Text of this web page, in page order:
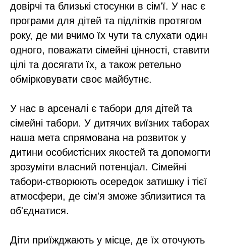
довірчі та близькі стосунки в сім'ї. У нас є
програми для дітей та підлітків протягом
року, де ми вчимо їх чути та слухати один
одного, поважати сімейні цінності, ставити
цілі та досягати їх, а також ретельно
обмірковувати своє майбутнє.
У нас в арсеналі є табори для дітей та
сімейні табори. У дитячих виїзних таборах
наша мета спрямована на розвиток у
дитини особистісних якостей та допомогти
зрозуміти власний потенціал. Сімейні
табори-створюють осередок затишку і тієї
атмосфери, де сім'я зможе зблизитися та
об'єднатися.
Діти приїжджають у місце, де їх оточують